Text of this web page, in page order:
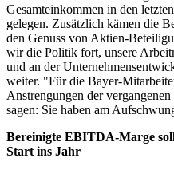
Gesamteinkommen in den
gelegen. Zusätzlich kämen die
den Genuss von Aktien-
wir die Politik fort, unsere
und an der
weiter. "Für die Bayer-
Anstrengungen der
sagen: Sie haben am
Bereinigte EBITDA-Marge
Start ins Jahr